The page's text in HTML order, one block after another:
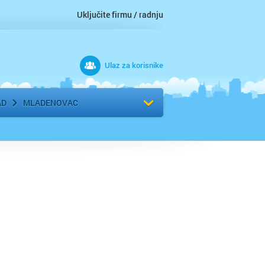
Uključite firmu / radnju
Ulaz za korisnike
MLADENOVACIzaberite komšiluk